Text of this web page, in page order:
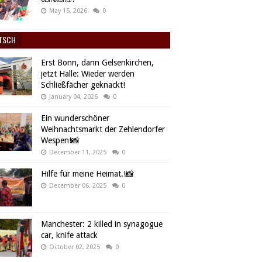
May 15, 2026 0
Erst Bonn, dann Gelsenkirchen,
jetzt Halle: Wieder werden
Schließfächer geknackt!
January 04, 2026 0
Ein wunderschöner
Weihnachtsmarkt der Zehlendorfer
Wespen!📸
December 11, 2025 0
Hilfe für meine Heimat.!📸
December 06, 2025 0
Manchester: 2 killed in synagogue
car, knife attack
October 02, 2025 0